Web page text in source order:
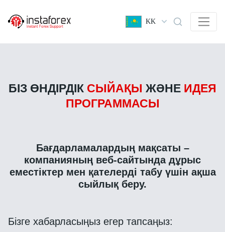
KK
БІЗ ӨНДІРДІК СЫЙАҚЫ ЖӘНЕ ИДЕЯ
ПРОГРАММАСЫ
Бағдарламалардың мақсаты –
компанияның веб-сайтында дұрыс
еместіктер мен қателерді табу үшін ақша
сыйлық беру.
Бізге хабарласыңыз егер тапсаңыз: